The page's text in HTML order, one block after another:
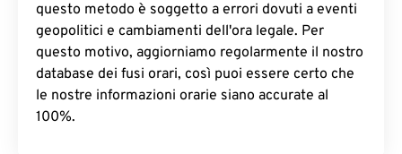
questo metodo è soggetto a errori dovuti a eventi
geopolitici e cambiamenti dell'ora legale. Per
questo motivo, aggiorniamo regolarmente il nostro
database dei fusi orari, così puoi essere certo che
le nostre informazioni orarie siano accurate al
100%.